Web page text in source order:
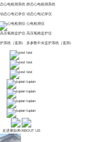
静态心电检测系统
动态心电记录仪
心电检测仪
高压氧舱监护仪
多参数中央监护系统（遥测）
test
test
test
tupian
tupian
tupian
tupian
走进康如来/ABOUT US